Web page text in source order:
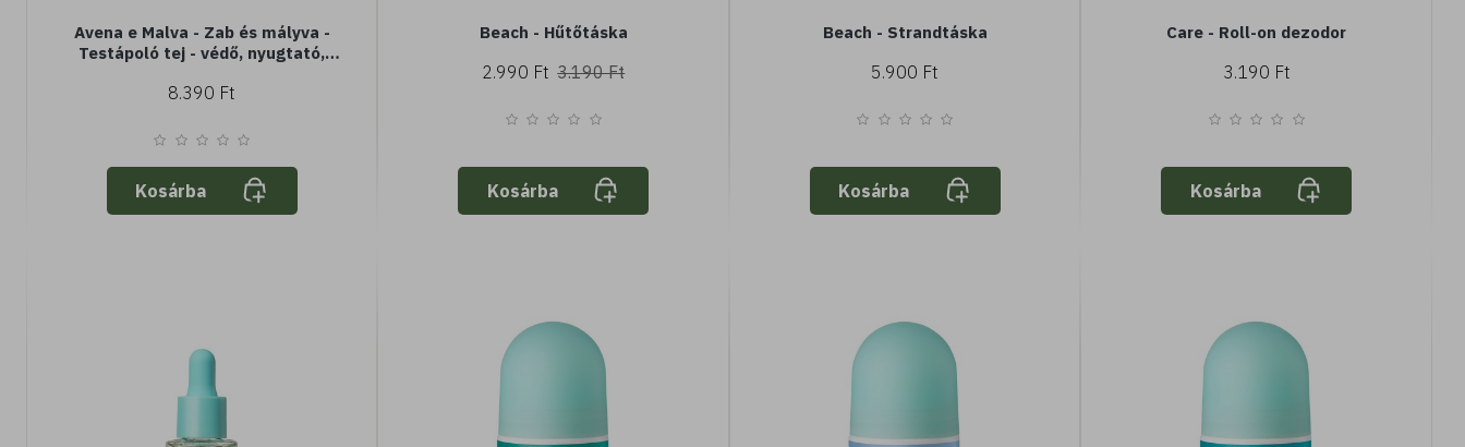
Avena e Malva - Zab és mályva -
Testápoló tej - védő, nyugtató,
8.390 Ft
Kosárba
Beach - Hűtőtáska
2.990 Ft 3.190 Ft
Kosárba
Beach - Strandtáska
5.900 Ft
Kosárba
Care - Roll-on dezodor
3.190 Ft
Kosárba